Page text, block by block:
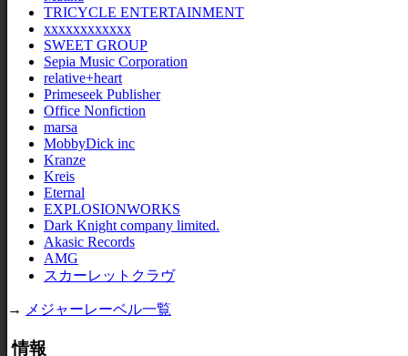
TRICYCLE ENTERTAINMENT
xxxxxxxxxxxx
SWEET GROUP
Sepia Music Corporation
relative+heart
Primeseek Publisher
Office Nonfiction
marsa
MobbyDick inc
Kranze
Kreis
Eternal
EXPLOSIONWORKS
Dark Knight company limited.
Akasic Records
AMG
スカーレットクラヴ
→ メジャーレーベル一覧
情報